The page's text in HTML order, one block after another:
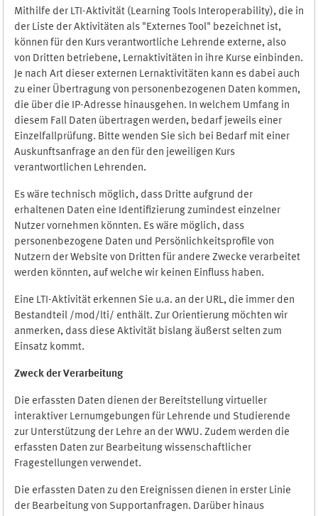
Mithilfe der LTI-Aktivität (Learning Tools Interoperability), die in
der Liste der Aktivitäten als "Externes Tool" bezeichnet ist,
können für den Kurs verantwortliche Lehrende externe, also
von Dritten betriebene, Lernaktivitäten in ihre Kurse einbinden.
Je nach Art dieser externen Lernaktivitäten kann es dabei auch
zu einer Übertragung von personenbezogenen Daten kommen,
die über die IP-Adresse hinausgehen. In welchem Umfang in
diesem Fall Daten übertragen werden, bedarf jeweils einer
Einzelfallprüfung. Bitte wenden Sie sich bei Bedarf mit einer
Auskunftsanfrage an den für den jeweiligen Kurs
verantwortlichen Lehrenden.
Es wäre technisch möglich, dass Dritte aufgrund der
erhaltenen Daten eine Identifizierung zumindest einzelner
Nutzer vornehmen könnten. Es wäre möglich, dass
personenbezogene Daten und Persönlichkeitsprofile von
Nutzern der Website von Dritten für andere Zwecke verarbeitet
werden könnten, auf welche wir keinen Einfluss haben.
Eine LTI-Aktivität erkennen Sie u.a. an der URL, die immer den
Bestandteil /mod/lti/ enthält. Zur Orientierung möchten wir
anmerken, dass diese Aktivität bislang äußerst selten zum
Einsatz kommt.
Zweck der Verarbeitung
Die erfassten Daten dienen der Bereitstellung virtueller
interaktiver Lernumgebungen für Lehrende und Studierende
zur Unterstützung der Lehre an der WWU. Zudem werden die
erfassten Daten zur Bearbeitung wissenschaftlicher
Fragestellungen verwendet.
Die erfassten Daten zu den Ereignissen dienen in erster Linie
der Bearbeitung von Supportanfragen. Darüber hinaus